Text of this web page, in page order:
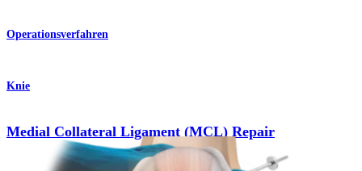
Operationsverfahren
Knie
Medial Collateral Ligament (MCL) Repair